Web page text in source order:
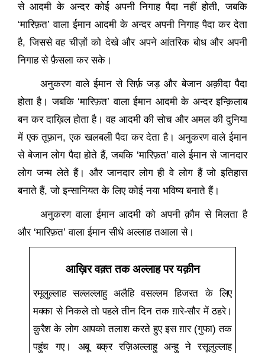
से आदमी के अन्दर कोई अपनी निगाह पैदा नहीं होती,जबकि
‘मारिफ़त’वाला ईमान आदमी के अन्दर अपनी निगाह पैदा कर देता
है,जिससे वह चीज़ों को देखे और अपने आंतरिक बोध और अपनी
निगाह से फ़ैसला कर सके।
अनुकरण वाले ईमान से सिर्फ़ जड़ और बेजान अक़ीदा पैदा
होता है। जबकि ‘मारिफ़त’वाला ईमान आदमी के अन्दर इन्क़िलाब
बन कर दाख़िल होता है। वह आदमी की सोच और अमल की दुनिया
में एक तूफ़ान,एक खलबली पैदा कर देता है। अनुकरण वाले ईमान
से बेजान लोग पैदा होते हैं,जबकि ‘मारिफ़त’वाले ईमान से जानदार
लोग जन्म लेते हैं। और जानदार लोग ही वे लोग हैं जो इतिहास
बनाते हैं,जो इन्सानियत के लिए कोई नया भविष्य बनाते हैं।
अनुकरण वाला ईमान आदमी को अपनी क़ौम से मिलता है
और ‘मारिफ़त’वाला ईमान सीधे अल्लाह तआला से।
आख़िर वक़्त तक अल्लाह पर यक़ीन
रमूलुल्लाह सल्लल्लाहु अलैहि वसल्लम हिजरत के लिए
मक्का से निकले तो पहले तीन दिन तक ग़ारे-सौर में ठहरे।
क़ुरैश के लोग आपको तलाश करते हुए इस ग़ार (गुफा) तक
पहुंच गए। अबू बक्र रज़िअल्लाहु अन्हु ने रसूलुल्लाह